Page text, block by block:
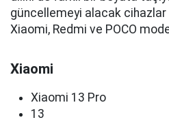
güncellemeyi alacak
Xiaomi, Redmi ve POCO
Xiaomi
Xiaomi 13 Pro
13